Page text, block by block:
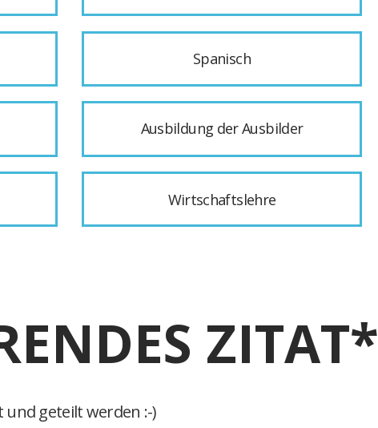
Spanisch
Ausbildung der Ausbilder
Wirtschaftslehre
ZITAT*
geteilt werden :-)